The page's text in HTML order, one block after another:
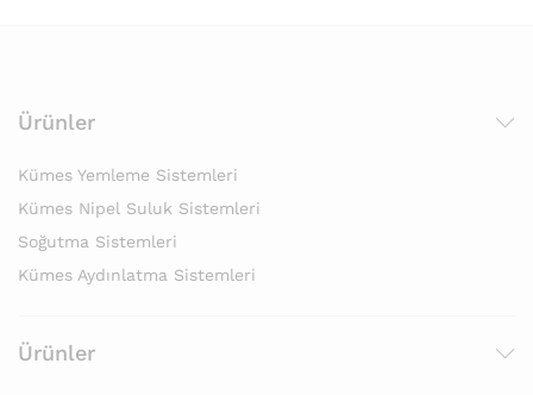
Ürünler
Kümes Yemleme Sistemleri
Kümes Nipel Suluk Sistemleri
Soğutma Sistemleri
Kümes Aydınlatma Sistemleri
Ürünler